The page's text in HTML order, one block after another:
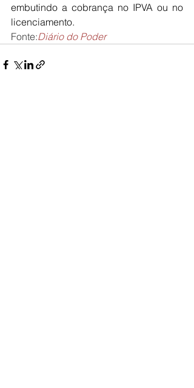
embutindo a cobrança no IPVA ou no
licenciamento.
Fonte:Diário do Poder